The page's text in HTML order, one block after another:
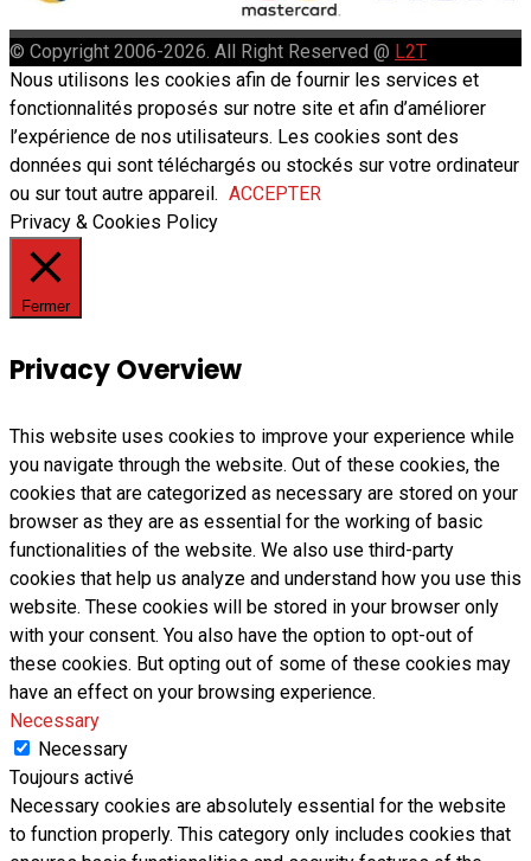
© Copyright 2006-2026. All Right Reserved @ L2T
Nous utilisons les cookies afin de fournir les services et
fonctionnalités proposés sur notre site et afin d’améliorer
l’expérience de nos utilisateurs. Les cookies sont des
données qui sont téléchargés ou stockés sur votre ordinateur
ou sur tout autre appareil. ACCEPTER
Privacy & Cookies Policy
Fermer
Privacy Overview
This website uses cookies to improve your experience while
you navigate through the website. Out of these cookies, the
cookies that are categorized as necessary are stored on your
browser as they are as essential for the working of basic
functionalities of the website. We also use third-party
cookies that help us analyze and understand how you use this
website. These cookies will be stored in your browser only
with your consent. You also have the option to opt-out of
these cookies. But opting out of some of these cookies may
have an effect on your browsing experience.
Necessary
Necessary
Toujours activé
Necessary cookies are absolutely essential for the website
to function properly. This category only includes cookies that